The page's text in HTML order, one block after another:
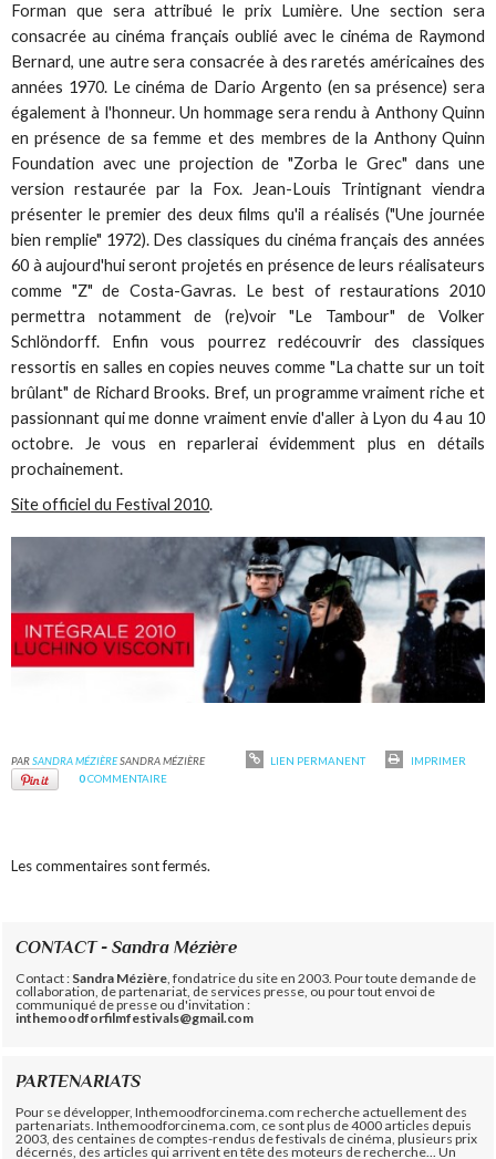
Forman que sera attribué le prix Lumière. Une section sera
consacrée au cinéma français oublié avec le cinéma de Raymond
Bernard, une autre sera consacrée à des raretés américaines des
années 1970. Le cinéma de Dario Argento (en sa présence) sera
également à l'honneur. Un hommage sera rendu à Anthony Quinn
en présence de sa femme et des membres de la Anthony Quinn
Foundation avec une projection de "Zorba le Grec" dans une
version restaurée par la Fox. Jean-Louis Trintignant viendra
présenter le premier des deux films qu'il a réalisés ("Une journée
bien remplie" 1972). Des classiques du cinéma français des années
60 à aujourd'hui seront projetés en présence de leurs réalisateurs
comme "Z" de Costa-Gavras. Le best of restaurations 2010
permettra notamment de (re)voir "Le Tambour" de Volker
Schlöndorff. Enfin vous pourrez redécouvrir des classiques
ressortis en salles en copies neuves comme "La chatte sur un toit
brûlant" de Richard Brooks. Bref, un programme vraiment riche et
passionnant qui me donne vraiment envie d'aller à Lyon du 4 au 10
octobre. Je vous en reparlerai évidemment plus en détails
prochainement.
Site officiel du Festival 2010.
PARSANDRA MÉZIÈRESANDRA MÉZIÈRE LIEN PERMANENT
IMPRIMER
0COMMENTAIRE
Les commentaires sont fermés.
CONTACT - Sandra Mézière
Contact : Sandra Mézière , fondatrice du site en 2003. Pour toute demande de
collaboration, de partenariat, de services presse, ou pour tout envoi de
communiqué de presse ou d'invitation :
inthemoodforfilmfestivals@gmail.com
PARTENARIATS
Pour se développer, Inthemoodforcinema.com recherche actuellement des
partenariats. Inthemoodforcinema.com, ce sont plus de 4000 articles depuis
2003, des centaines de comptes-rendus de festivals de cinéma, plusieurs prix
décernés, des articles qui arrivent en tête des moteurs de recherche... Un